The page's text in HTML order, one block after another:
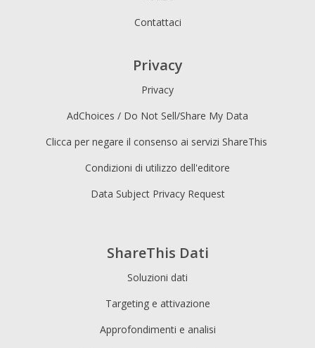
ShareThis Dati
Soluzioni dati
Targeting e attivazione
Approfondimenti e analisi
Contattaci
Privacy
Privacy
AdChoices / Do Not Sell/Share My Data
Clicca per negare il consenso ai servizi ShareThis
Condizioni di utilizzo dell'editore
Data Subject Privacy Request